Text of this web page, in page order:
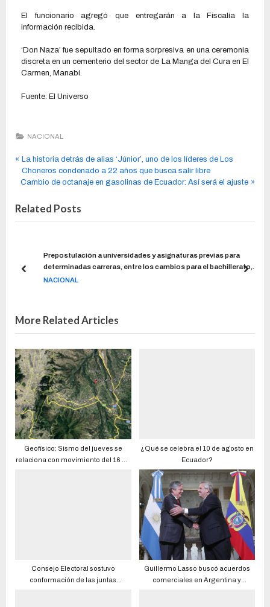
El funcionario agregó que entregarán a la Fiscalía la
información recibida.
‘Don Naza’ fue sepultado en forma sorpresiva en una ceremonia
discreta en un cementerio del sector de La Manga del Cura en El
Carmen, Manabí.
Fuente: El Universo
NACIONAL
La historia detrás de alias ‘Júnior’, uno de los líderes de Los
Choneros condenado a 22 años que busca salir libre
Cambio de octanaje en gasolinas de Ecuador: Así será el ajuste
Related Posts
Prepostulación a universidades y asignaturas previas para
determinadas carreras, entre los cambios para el bachillerato,
según el Gobierno
NACIONAL
More Related Articles
Geofísico: Sismo del jueves se
relaciona con movimiento del 16 de
¿Qué se celebra el 10 de agosto en
Ecuador?
Consejo Electoral sostuvo
conformación de las juntas
Guillermo Lasso buscó acuerdos
comerciales en Argentina y